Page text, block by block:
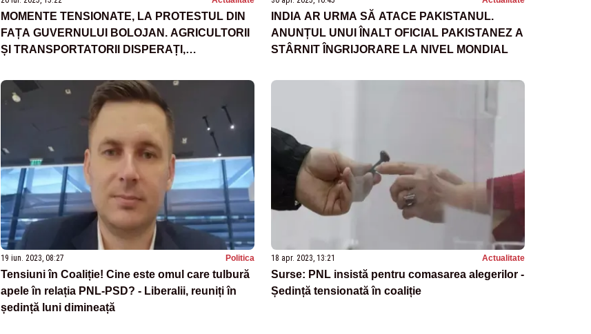
MOMENTE TENSIONATE, LA PROTESTUL DIN
FAȚA GUVERNULUI BOLOJAN. AGRICULTORII
ȘI TRANSPORTATORII DISPERAȚI,
INDIA AR URMA SĂ ATACE PAKISTANUL.
ANUNȚUL UNUI ÎNALT OFICIAL PAKISTANEZ A
STÂRNIT ÎNGRIJORARE LA NIVEL MONDIAL
19 iun. 2023, 08:27 Politica
Tensiuni în Coaliție! Cine este omul care tulbură
apele în relația PNL-PSD? - Liberalii, reuniți în
ședință luni dimineață
18 apr. 2023, 13:21 Actualitate
Surse: PNL insistă pentru comasarea alegerilor -
Ședință tensionată în coaliție